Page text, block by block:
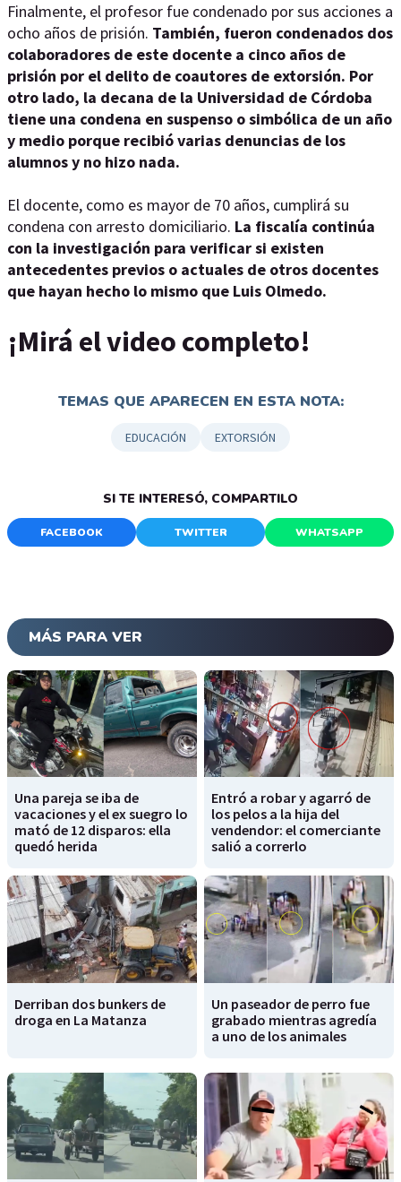
Finalmente, el profesor fue condenado por sus acciones a
ocho años de prisión. También, fueron condenados dos
colaboradores de este docente a cinco años de
prisión por el delito de coautores de extorsión. Por
otro lado, la decana de la Universidad de Córdoba
tiene una condena en suspenso o simbólica de un año
y medio porque recibió varias denuncias de los
alumnos y no hizo nada.
El docente, como es mayor de 70 años, cumplirá su
condena con arresto domiciliario. La fiscalía continúa
con la investigación para verificar si existen
antecedentes previos o actuales de otros docentes
que hayan hecho lo mismo que Luis Olmedo.
¡Mirá el video completo!
TEMAS QUE APARECEN EN ESTA NOTA:
EDUCACIÓN EXTORSIÓN
SI TE INTERESÓ, COMPARTILO
FACEBOOK TWITTER WHATSAPP
MÁS PARA VER
Una pareja se iba de
vacaciones y el ex suegro lo
mató de 12 disparos: ella
quedó herida
Entró a robar y agarró de
los pelos a la hija del
vendendor: el comerciante
salió a correrlo
Derriban dos bunkers de
droga en La Matanza
Un paseador de perro fue
grabado mientras agredía
a uno de los animales